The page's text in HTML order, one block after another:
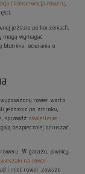
i konserwacja roweru,
jeździe po korzeniach,
mogą wymagać
błotnika, ocierania o
rower warto
jeździsz po zmroku,
sprawdźoświetlenie
bezpieczniej poruszać
W garażu, piwnicy,
wieszaki na rower.
i mieć rower zawsze